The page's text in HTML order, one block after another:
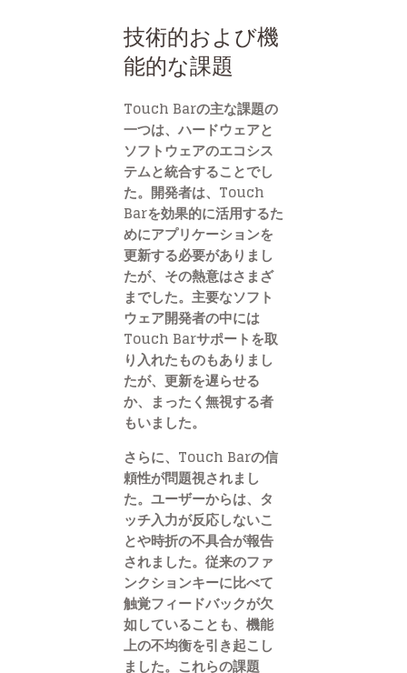
技術的および機
能的な課題
Touch Barの主な課題の
一つは、ハードウェアと
ソフトウェアのエコシス
テムと統合することでし
た。開発者は、Touch
Barを効果的に活用するた
めにアプリケーションを
更新する必要がありまし
たが、その熱意はさまざ
までした。主要なソフト
ウェア開発者の中には
Touch Barサポートを取
り入れたものもありまし
たが、更新を遅らせる
か、まったく無視する者
もいました。
さらに、Touch Barの信
頼性が問題視されまし
た。ユーザーからは、タ
ッチ入力が反応しないこ
とや時折の不具合が報告
されました。従来のファ
ンクションキーに比べて
触覚フィードバックが欠
如していることも、機能
上の不均衡を引き起こし
ました。これらの課題